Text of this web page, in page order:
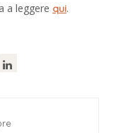
a leggere qui.